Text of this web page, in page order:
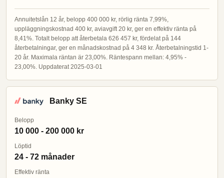
Annuitetslån 12 år, belopp 400 000 kr, rörlig ränta 7,99%,
uppläggningskostnad 400 kr, aviavgift 20 kr, ger en effektiv ränta på
8,41%. Totalt belopp att återbetala 626 457 kr, fördelat på 144
återbetalningar, ger en månadskostnad på 4 348 kr. Återbetalningstid 1-
20 år. Maximala räntan är 23,00%. Räntespann mellan: 4,95% -
23,00%. Uppdaterat 2025-03-01
Banky SE
Belopp
10 000 - 200 000 kr
Löptid
24 - 72 månader
Effektiv ränta